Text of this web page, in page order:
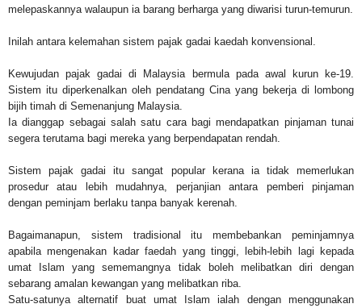
melepaskannya walaupun ia barang berharga yang diwarisi turun-temurun.
Inilah antara kelemahan sistem pajak gadai kaedah konvensional.
Kewujudan pajak gadai di Malaysia bermula pada awal kurun ke-19.
Sistem itu diperkenalkan oleh pendatang Cina yang bekerja di lombong
bijih timah di Semenanjung Malaysia.
Ia dianggap sebagai salah satu cara bagi mendapatkan pinjaman tunai
segera terutama bagi mereka yang berpendapatan rendah.
Sistem pajak gadai itu sangat popular kerana ia tidak memerlukan
prosedur atau lebih mudahnya, perjanjian antara pemberi pinjaman
dengan peminjam berlaku tanpa banyak kerenah.
Bagaimanapun, sistem tradisional itu membebankan peminjamnya
apabila mengenakan kadar faedah yang tinggi, lebih-lebih lagi kepada
umat Islam yang sememangnya tidak boleh melibatkan diri dengan
sebarang amalan kewangan yang melibatkan riba.
Satu-satunya alternatif buat umat Islam ialah dengan menggunakan